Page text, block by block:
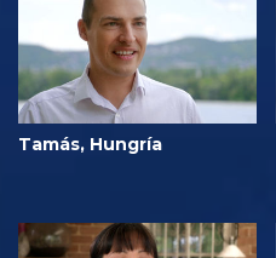
Tamás, Hungría